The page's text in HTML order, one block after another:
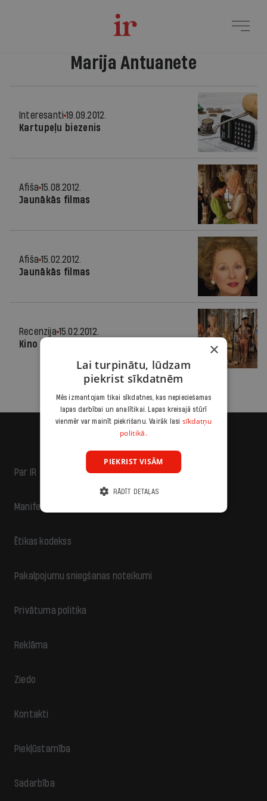
Marija Antuanete
Interesanti 19.09.2012.
Kartupeļu biezenis
Afiša 15.08.2012.
Jaunākās filmas
Afiša 15.02.2012.
Jaunākās filmas
Recenzija 15.02.2012.
Kino garša Berlīnē
Par IR
Manifests
Ētikas kodekss
Pakalpojumu sniegšanas noteikumi
Privātuma politika
Reklāma
Ziedo
Kontakti
Piekļūstamība
Sadarbība
×
Lai turpinātu, lūdzam
piekrist sīkdatnēm
Mēs izmantojam tikai sīkdatnes, kas nepieciešamas
lapas darbībai un analītikai. Lapas kreisajā stūrī
vienmēr var mainīt piekrišanu. Vairāk lasi sīkdatņu
politikā.
PIEKRIST VISĀM
RĀDĪT DETAĻAS